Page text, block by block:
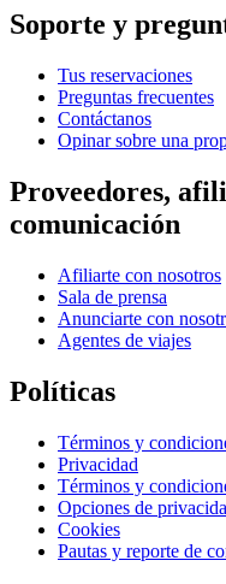
Soporte y
Tus reservaciones
Preguntas frecuentes
Contáctanos
Opinar sobre una
Proveedores,
comunicación
Afiliarte con nosotros
Sala de prensa
Anunciarte con
Agentes de viajes
Políticas
Términos y
Privacidad
Términos y
Opciones de
Cookies
Pautas y reporte de